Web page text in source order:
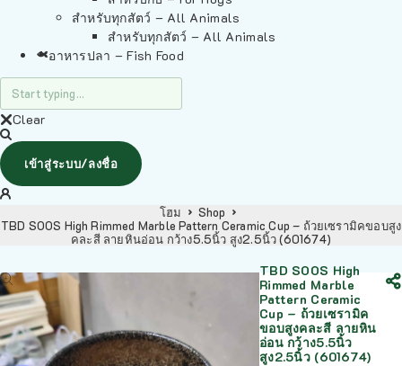
สำหรับทุกสัตว์ – All Animals
สำหรับทุกสัตว์ – All Animals
อาหารปลา – Fish Food
Clear
เข้าสู่ระบบ/ลงชื่อ
โฮม
Shop
TBD SOOS High Rimmed Marble Pattern Ceramic Cup – ถ้วยเซรามิคขอบสูง
คละสี ลายหินอ่อน กว้าง5.5นิ้ว สูง2.5นิ้ว (601674)
TBD SOOS High
Rimmed Marble
Pattern Ceramic
Cup – ถ้วยเซรามิค
ขอบสูงคละสี ลายหิน
อ่อน กว้าง5.5นิ้ว
สูง2.5นิ้ว (601674)